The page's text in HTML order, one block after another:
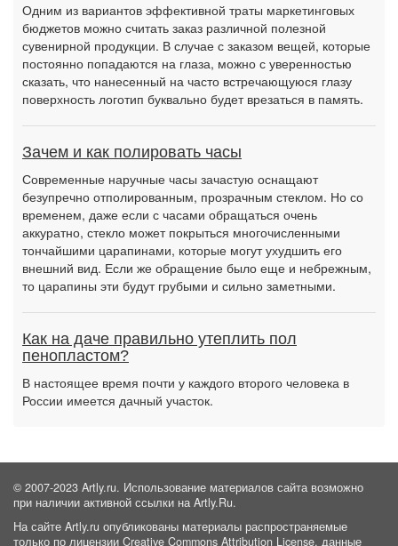
Одним из вариантов эффективной траты маркетинговых
бюджетов можно считать заказ различной полезной
сувенирной продукции. В случае с заказом вещей, которые
постоянно попадаются на глаза, можно с уверенностью
сказать, что нанесенный на часто встречающуюся глазу
поверхность логотип буквально будет врезаться в память.
Зачем и как полировать часы
Современные наручные часы зачастую оснащают
безупречно отполированным, прозрачным стеклом. Но со
временем, даже если с часами обращаться очень
аккуратно, стекло может покрыться многочисленными
тончайшими царапинами, которые могут ухудшить его
внешний вид. Если же обращение было еще и небрежным,
то царапины эти будут грубыми и сильно заметными.
Как на даче правильно утеплить пол
пенопластом?
В настоящее время почти у каждого второго человека в
России имеется дачный участок.
© 2007-2023 Artly.ru. Использование материалов сайта возможно
при наличии активной ссылки на Artly.Ru.
На сайте Artly.ru опубликованы материалы распространяемые
только по лицензии Creative Commons Attribution License, данные